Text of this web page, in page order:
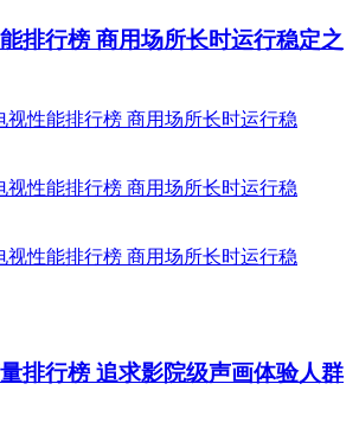
排行榜 商用场所长时运行稳定之
排行榜 追求影院级声画体验人群